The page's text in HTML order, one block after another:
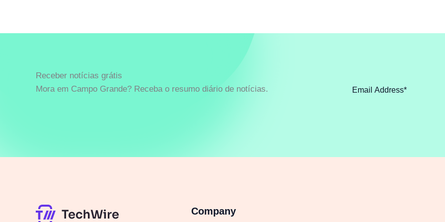
Receber notícias grátis
Mora em Campo Grande? Receba o resumo diário de notícias.
Company